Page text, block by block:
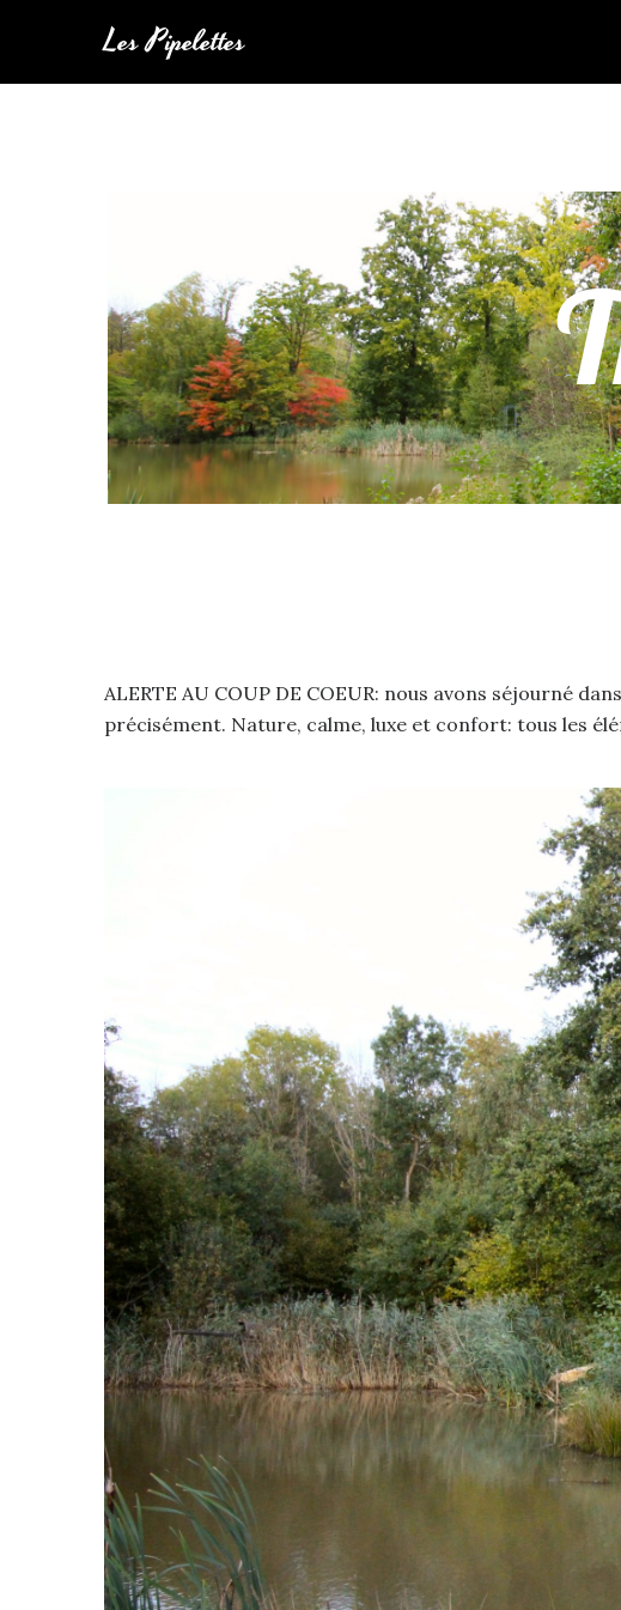
Les Pipelettes
ALERTE AU COUP DE COEUR: nous avons séjourné
précisément. Nature, calme, luxe et confort: tous les